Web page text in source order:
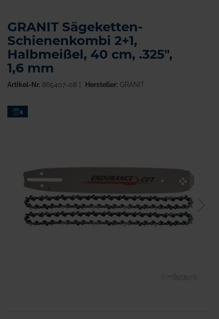
Zum
Ende
4
GRANIT Sägeketten-
Schienenkombi 2+1,
Halbmeißel, 40 cm, .325",
1,6 mm
Artikel-Nr. 865407-08 Hersteller:GRANIT